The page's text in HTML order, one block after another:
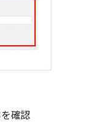
確認